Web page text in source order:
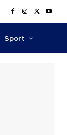
Sport